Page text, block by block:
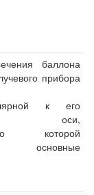
баллона
прибора
к его
оси,
которой
основные